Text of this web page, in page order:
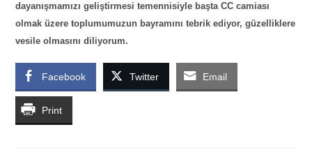
dayanışmamızı geliştirmesi temennisiyle başta CC camiası
olmak üzere toplumumuzun bayramını tebrik ediyor, güzelliklere
vesile olmasını diliyorum.
Facebook Twitter Email
Print